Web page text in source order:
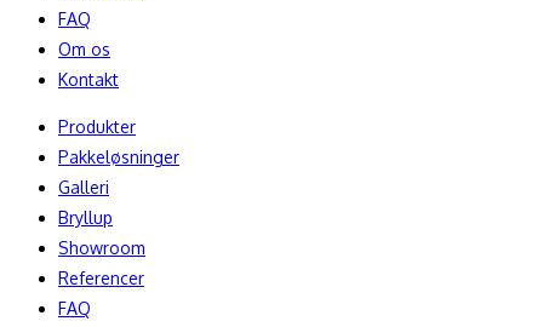
FAQ
Om os
Kontakt
Produkter
Pakkeløsninger
Galleri
Bryllup
Showroom
Referencer
FAQ